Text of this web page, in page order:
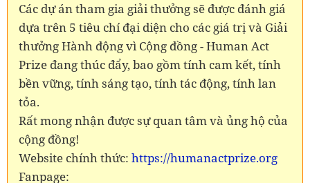
Các dự án tham gia giải thưởng sẽ được đánh giá
dựa trên 5 tiêu chí đại diện cho các giá trị và Giải
thưởng Hành động vì Cộng đồng - Human Act
Prize đang thúc đẩy, bao gồm tính cam kết, tính
bền vững, tính sáng tạo, tính tác động, tính lan
tỏa.
Rất mong nhận được sự quan tâm và ủng hộ của
cộng đồng!
Website chính thức: https://humanactprize.org
Fanpage: